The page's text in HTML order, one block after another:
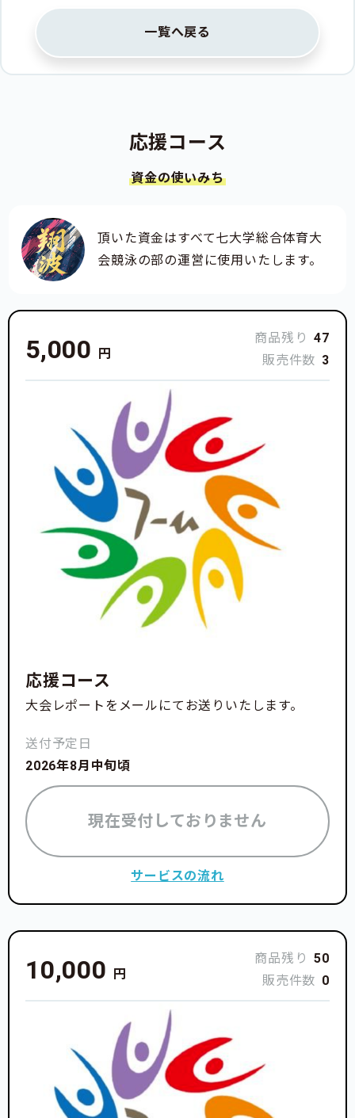
一覧へ戻る
応援コース
資金の使いみち
頂いた資金はすべて七大学総合体育大
会競泳の部の運営に使用いたします。
5,000 円
商品残り 47
販売件数 3
応援コース
大会レポートをメールにてお送りいたします。
送付予定日
2026年8月中旬頃
現在受付しておりません
サービスの流れ
10,000 円
商品残り 50
販売件数 0